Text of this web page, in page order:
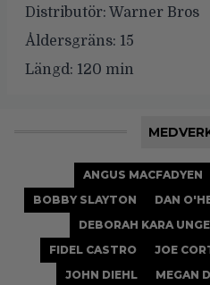
Distributör: Warner Bros
Åldersgräns: 15
Längd: 120 min
ANGUS MACFADYEN
BOBBY SLAYTON
DAN
DEBORAH KARA
FIDEL CASTRO
JOE
JOHN DIEHL
MEGAN